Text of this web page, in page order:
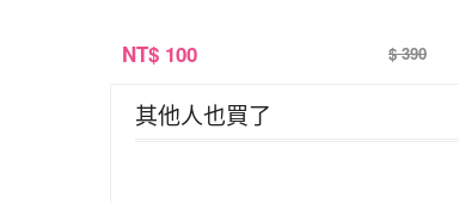
NT$ 100 $ 390
其他人也買了